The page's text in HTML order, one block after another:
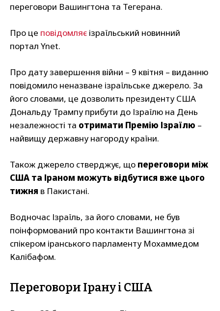
переговори Вашингтона та Тегерана.
Про це повідомляє ізраїльський новинний
портал Ynet.
Про дату завершення війни – 9 квітня – виданню
повідомило неназване ізраїльське джерело. За
його словами, це дозволить президенту США
Дональду Трампу прибути до Ізраїлю на День
незалежності та отримати Премію Ізраїлю –
найвищу державну нагороду країни.
Також джерело стверджує, що переговори між
США та Іраном можуть відбутися вже цього
тижня в Пакистані.
Водночас Ізраїль, за його словами, не був
поінформований про контакти Вашингтона зі
спікером іранського парламенту Мохаммедом
Калібафом.
Переговори Ірану і США